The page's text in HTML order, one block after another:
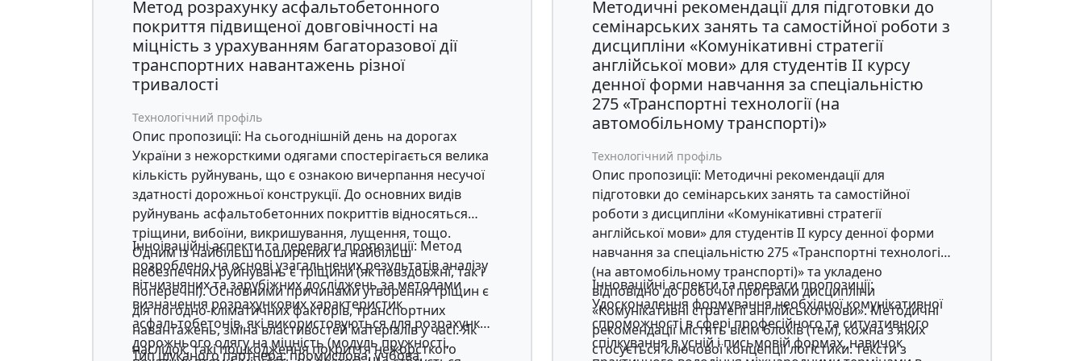
Продавець має багаторічний досвід в розробці та
впровадженні проєктів та програм на основі
синергетичної моделі.
Метод розрахунку асфальтобетонного
покриття підвищеної довговічності на
міцність з урахуванням багаторазової дії
транспортних навантажень різної
тривалості
Технологічний профіль
Опис пропозиції: На сьогоднішній день на дорогах
України з нежорсткими одягами спостерігається велика
кількість руйнувань, що є ознакою вичерпання несучої
здатності дорожньої конструкції. До основних видів
руйнувань асфальтобетонних покриттів відносяться
тріщини, вибоїни, викришування, лущення, тощо.
Одним із найбільш поширених та найбільш
небезпечних руйнувань є тріщини (як повздовжні, так і
поперечні). Основними причинами утворення тріщин є
дія погодно-кліматичних факторів, транспортних
навантажень, зміна властивостей матеріалів у часі. Як
наслідок, такі пошкодження покриття нежорсткого
Інноіваційні аспекти та переваги пропозиції: Метод
розроблено на основі узагальнених результатів аналізу
вітчизняних та зарубіжних досліджень за методами
визначення розрахункових характеристик
асфальтобетонів, які використовуються для розрахунку
дорожнього одягу на міцність (модуль пружності,
Тип шуканого партнера: промислова, учбова,
Методичні рекомендації для підготовки до
семінарських занять та самостійної роботи з
дисципліни «Комунікативні стратегії
англійської мови» для студентів ІІ курсу
денної форми навчання за спеціальністю
275 «Транспортні технології (на
автомобільному транспорті)»
Технологічний профіль
Опис пропозиції: Методичні рекомендації для
підготовки до семінарських занять та самостійної
роботи з дисципліни «Комунікативні стратегії
англійської мови» для студентів ІІ курсу денної форми
навчання за спеціальністю 275 «Транспортні технології
(на автомобільному транспорті)» та укладено
відповідно до робочої програми дисципліни
«Комунікативні стратегії англійської мови». Методичні
рекомендації містять вісім блоків (тем), кожна з яких
стосується ключової концепції логістики: тексти з
Інноваційні аспекти та переваги пропозиції:
Удосконалення формування необхідної комунікативної
спроможності в сфері професійного та ситуативного
спілкування в усній і письмовій формах, навичок